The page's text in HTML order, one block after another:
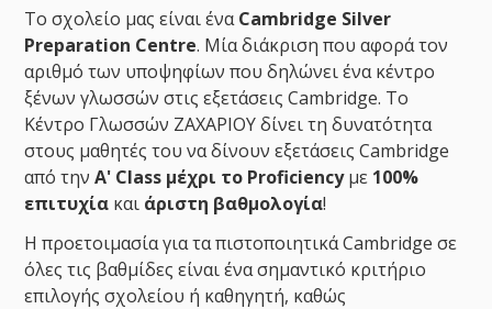
Το σχολείο μας είναι έναCambridge Silver
Preparation Centre. Μία διάκριση που αφορά τον
αριθμό των υποψηφίων που δηλώνει ένα κέντρο
ξένων γλωσσών στις εξετάσεις Cambridge. Το
Κέντρο Γλωσσών ΖΑΧΑΡΙΟΥ δίνει τη δυνατότητα
στους μαθητές του να δίνουν εξετάσεις Cambridge
από τηνΑ' Class μέχρι το Proficiencyμε 100%
επιτυχία και άριστη βαθμολογία!
Η προετοιμασία για τα πιστοποιητικά Cambridge σε
όλες τις βαθμίδες είναι ένα σημαντικό κριτήριο
επιλογής σχολείου ή καθηγητή, καθώς